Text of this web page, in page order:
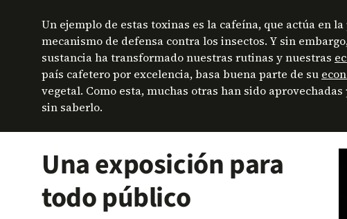
Un ejemplo de estas toxinas es la cafeína, que actúa en
mecanismo de defensa contra los insectos. Y sin
sustancia ha transformado nuestras rutinas y nuestras
país cafetero por excelencia, basa buena parte de su
vegetal. Como esta, muchas otras han sido
sin saberlo.
Una exposición para
todo público